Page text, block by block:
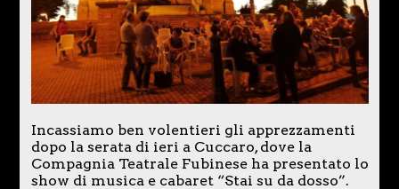
Incassiamo ben volentieri gli apprezzamenti
dopo la serata di ieri a Cuccaro, dove la
Compagnia Teatrale Fubinese ha presentato lo
show di musica e cabaret “Stai su da dosso”.